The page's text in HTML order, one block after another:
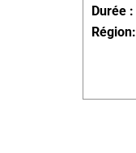
Durée :
Région: